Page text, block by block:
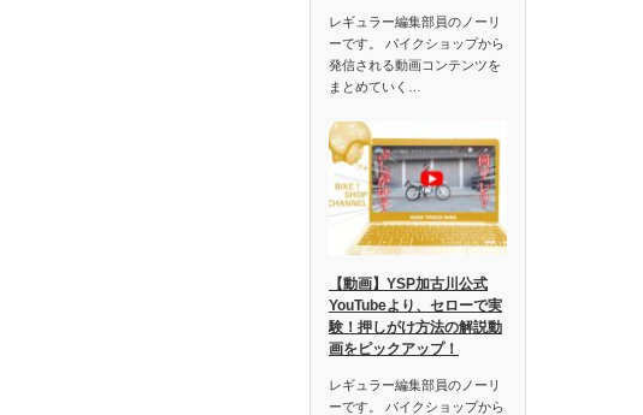
レギュラー編集部員のノーリ
ーです。 バイクショップから
発信される動画コンテンツを
まとめていく…
【動画】YSP加古川公式
YouTubeより、セローで実
験！押しがけ方法の解説動
画をピックアップ！
レギュラー編集部員のノーリ
ーです。 バイクショップから